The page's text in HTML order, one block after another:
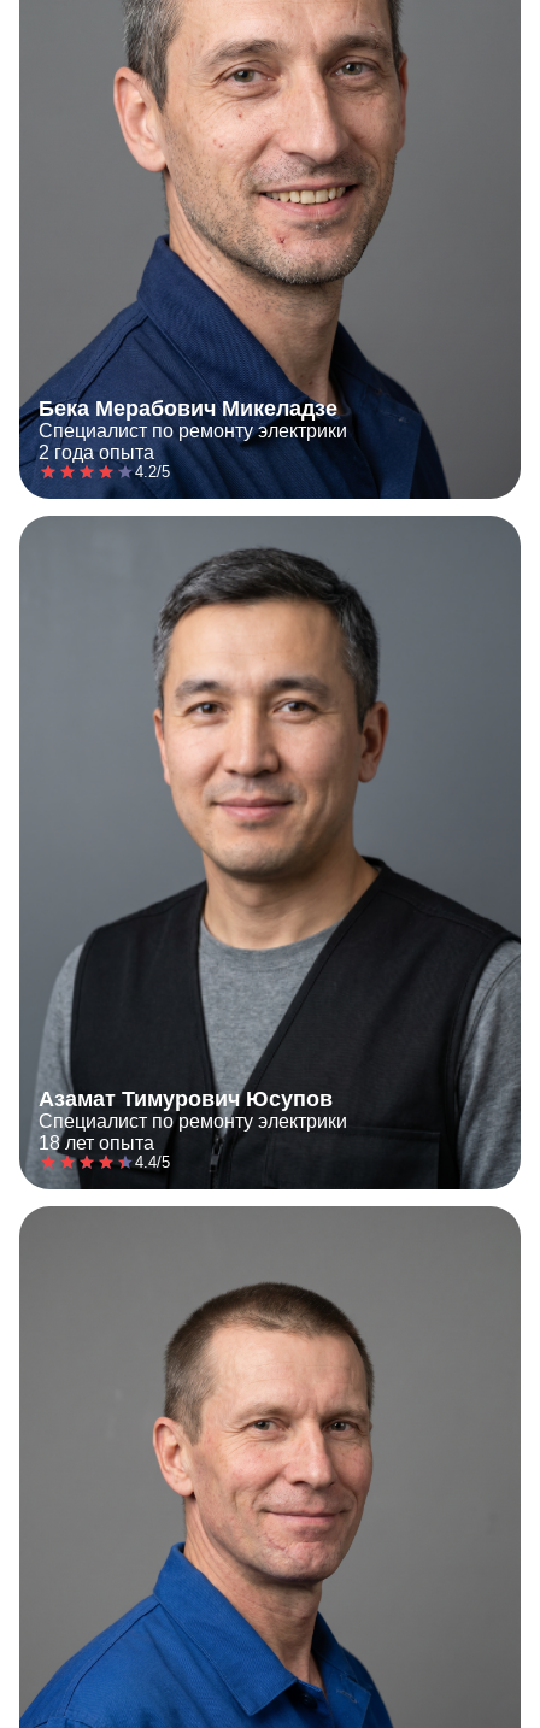
Бека Мерабович Микеладзе
Специалист по ремонту электрики
2 года опыта
4.2/5
Азамат Тимурович Юсупов
Специалист по ремонту электрики
18 лет опыта
4.4/5